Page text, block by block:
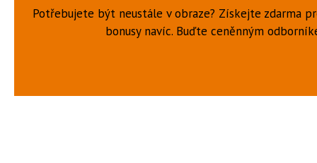
Potřebujete být neustále v obraze? Získejte zdarma
bonusy navíc. Buďte ceněnným